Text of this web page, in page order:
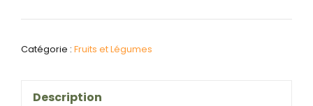
poivrons
Catégorie : Fruits et Légumes
Description